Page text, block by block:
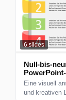
6 slides
Null-bis-
Eine visuell
und kreativen